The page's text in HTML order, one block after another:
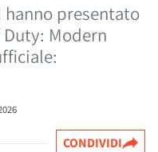
presentato
Modern
CONDIVIDI